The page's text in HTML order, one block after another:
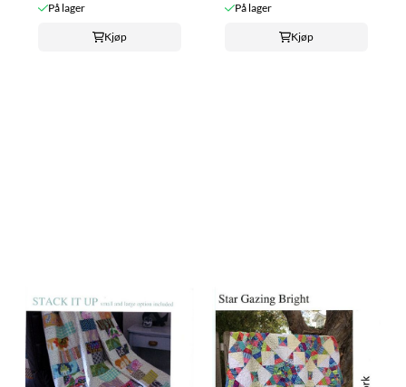
På lager
Kjøp
På lager
Kjøp